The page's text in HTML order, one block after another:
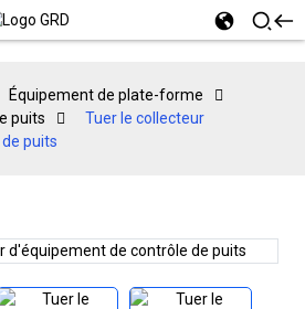
Équipement de plate-forme
puits
Tuer le collecteur
puits